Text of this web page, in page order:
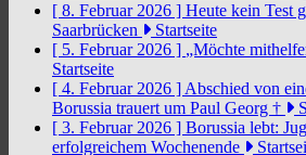
[ 8. Februar 2026 ] Heute kein Test
Saarbrücken
Startseite
[ 5. Februar 2026 ] „Möchte
Startseite
[ 4. Februar 2026 ] Abschied von
Borussia trauert um Paul Georg †
[ 3. Februar 2026 ] Borussia lebt:
erfolgreichem Wochenende